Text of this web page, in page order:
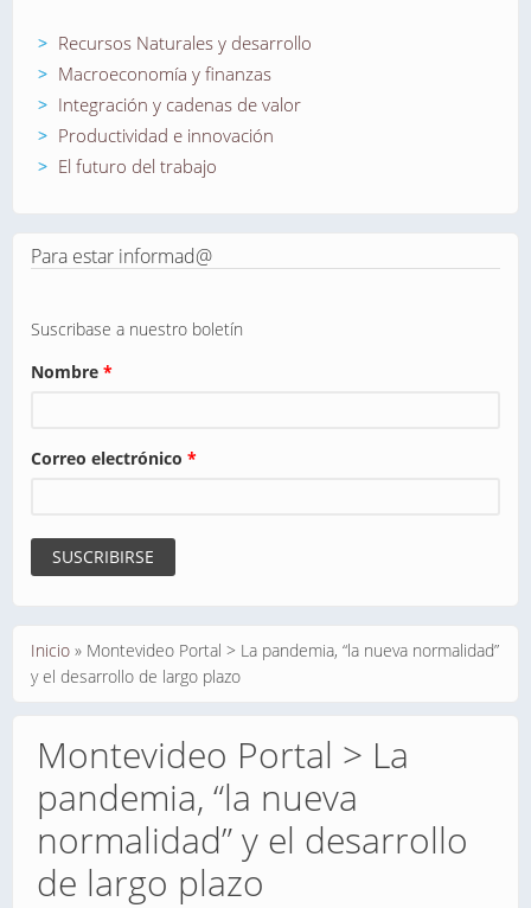
Recursos Naturales y desarrollo
Macroeconomía y finanzas
Integración y cadenas de valor
Productividad e innovación
El futuro del trabajo
Para estar informad@
Suscribase a nuestro boletín
Nombre *
Correo electrónico *
Se encuentra usted aquí
Inicio » Montevideo Portal > La pandemia, “la nueva normalidad”
y el desarrollo de largo plazo
Montevideo Portal > La
pandemia, “la nueva
normalidad” y el desarrollo
de largo plazo